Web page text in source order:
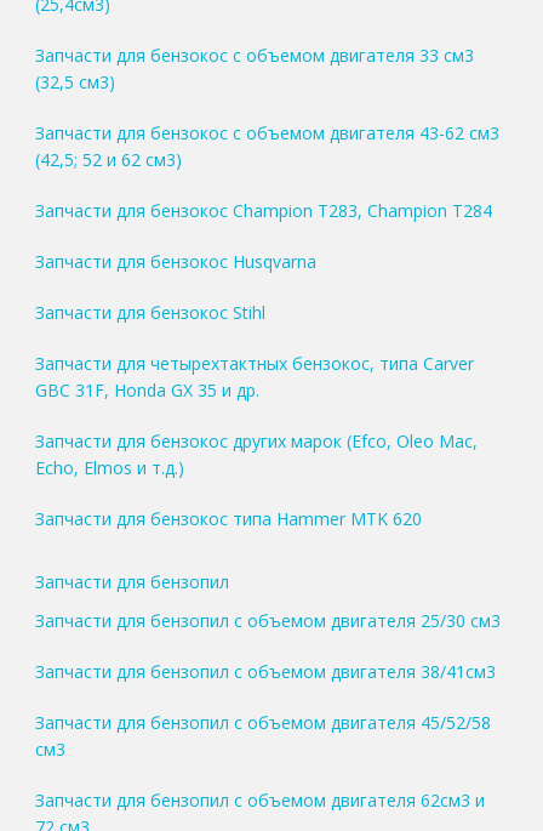
(25,4см3)
Запчасти для бензокос с объемом двигателя 33 см3
(32,5 см3)
Запчасти для бензокос с объемом двигателя 43-62 см3
(42,5; 52 и 62 см3)
Запчасти для бензокос Champion T283, Champion T284
Запчасти для бензокос Husqvarna
Запчасти для бензокос Stihl
Запчасти для четырехтактных бензокос, типа Carver
GBC 31F, Honda GX 35 и др.
Запчасти для бензокос других марок (Efco, Oleo Mac,
Echo, Elmos и т.д.)
Запчасти для бензокос типа Hammer MTK 620
Запчасти для бензопил
Запчасти для бензопил с объемом двигателя 25/30 см3
Запчасти для бензопил с объемом двигателя 38/41см3
Запчасти для бензопил с объемом двигателя 45/52/58
см3
Запчасти для бензопил с объемом двигателя 62см3 и